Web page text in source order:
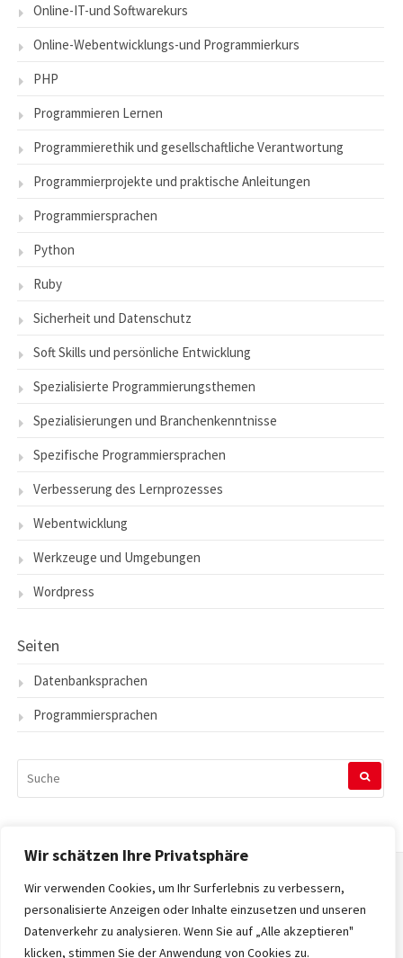
Wir schätzen Ihre Privatsphäre
Wir verwenden Cookies, um Ihr Surferlebnis zu verbessern,
personalisierte Anzeigen oder Inhalte einzusetzen und unseren
Datenverkehr zu analysieren. Wenn Sie auf „Alle akzeptieren"
klicken, stimmen Sie der Anwendung von Cookies zu.
Online-IT-und Softwarekurs
Online-Webentwicklungs-und Programmierkurs
PHP
Programmieren Lernen
Programmierethik und gesellschaftliche Verantwortung
Programmierprojekte und praktische Anleitungen
Programmiersprachen
Python
Ruby
Sicherheit und Datenschutz
Soft Skills und persönliche Entwicklung
Spezialisierte Programmierungsthemen
Spezialisierungen und Branchenkenntnisse
Spezifische Programmiersprachen
Verbesserung des Lernprozesses
Webentwicklung
Werkzeuge und Umgebungen
Wordpress
Seiten
Datenbanksprachen
Programmiersprachen
NACH:
Startseite
Datenschutzerklärung